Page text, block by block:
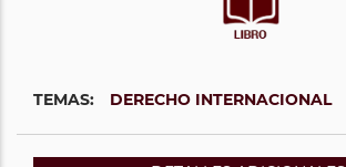
TEMAS: DERECHO INTERNACIONAL